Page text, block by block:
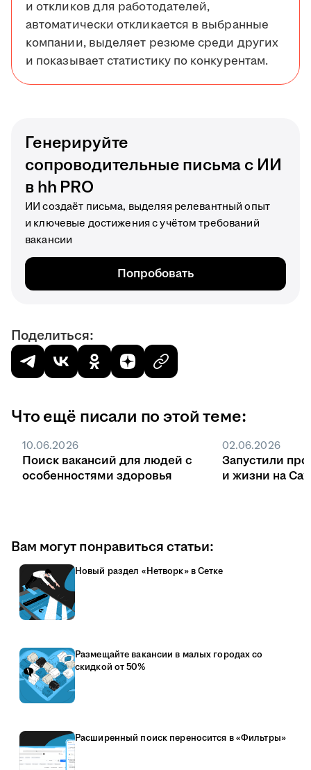
и откликов для работодателей,
автоматически откликается в выбранные
компании, выделяет резюме среди других
и показывает статистику по конкурентам.
Генерируйте
сопроводительные письма с ИИ
в hh PRO
ИИ создаёт письма, выделяя релевантный опыт
и ключевые достижения с учётом требований
вакансии
Попробовать
Поделиться:
Что ещё писали по этой теме:
10.06.2026
Поиск вакансий для людей с
особенностями здоровья
02.06.2026
Запустили
и жизни на
Вам могут понравиться статьи:
Новый раздел «Нетворк» в Сетке
Размещайте вакансии в малых городах со
скидкой от 50%
Расширенный поиск переносится в «Фильтры»